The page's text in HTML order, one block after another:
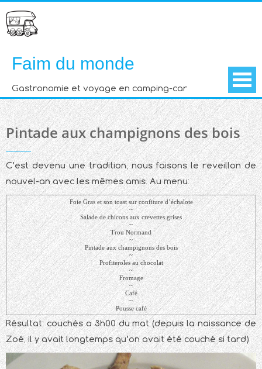
to
content
Faim du monde
Gastronomie et voyage en camping-car
Pintade aux champignons des bois
C’est devenu une tradition, nous faisons le reveillon de
nouvel-an avec les mêmes amis. Au menu:
Foie Gras et son toast sur confiture d’échalote
~
Salade de chicons aux crevettes grises
~
Trou Normand
~
Pintade aux champignons des bois
~
Profiteroles au chocolat
~
Fromage
~
Café
~
Pousse café
Résultat: couchés a 3h00 du mat (depuis la naissance de
Zoé, il y avait longtemps qu’on avait été couché si tard)